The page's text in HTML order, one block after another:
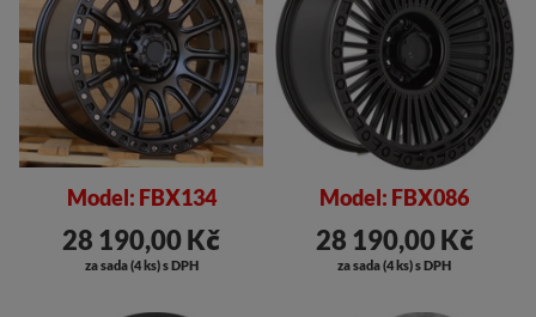
Model: FBX134
28 190,00 Kč
za sada (4 ks) s DPH
Model: FBX086
28 190,00 Kč
za sada (4 ks) s DPH